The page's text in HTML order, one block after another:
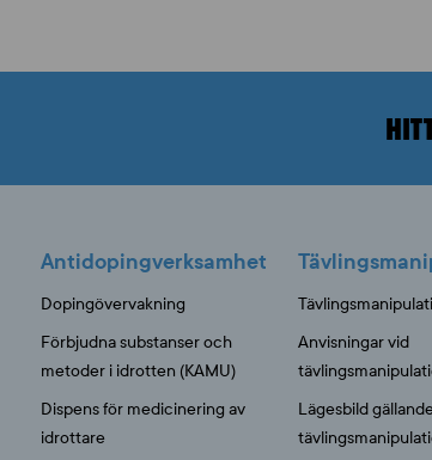
Antidopingverksamhet
Dopingövervakning
Förbjudna substanser och
metoder i idrotten (KAMU)
Dispens för medicinering av
idrottare
Anvisningar vid
Lägesbild